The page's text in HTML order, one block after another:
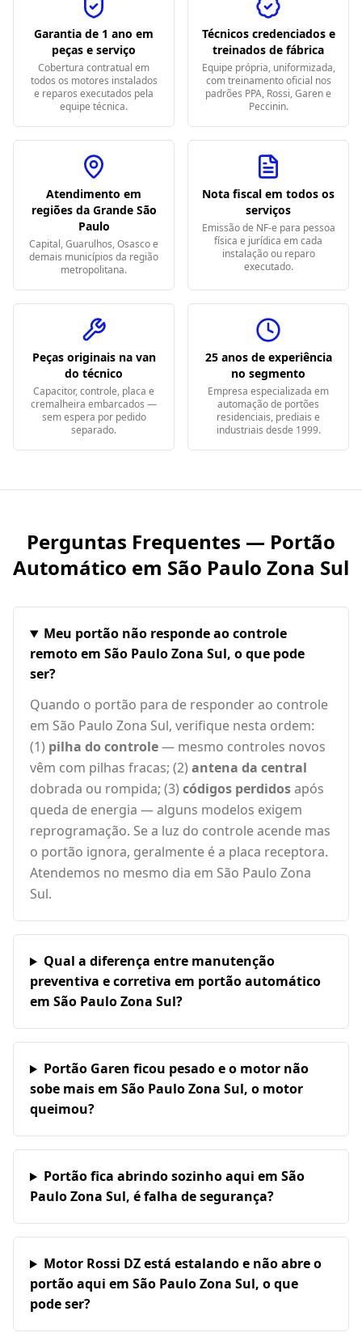
Garantia de 1 ano em
peças e serviço
Cobertura contratual em
todos os motores instalados
e reparos executados pela
equipe técnica.
Técnicos credenciados e
treinados de fábrica
Equipe própria, uniformizada,
com treinamento oficial nos
padrões PPA, Rossi, Garen e
Peccinin.
Atendimento em
regiões da Grande São
Paulo
Capital, Guarulhos, Osasco e
demais municípios da região
metropolitana.
Nota fiscal em todos os
serviços
Emissão de NF-e para pessoa
física e jurídica em cada
instalação ou reparo
executado.
Peças originais na van
do técnico
Capacitor, controle, placa e
cremalheira embarcados —
sem espera por pedido
separado.
25 anos de experiência
no segmento
Empresa especializada em
automação de portões
residenciais, prediais e
industriais desde 1999.
Perguntas Frequentes — Portão
Automático em São Paulo Zona Sul
Meu portão não responde ao controle
remoto em São Paulo Zona Sul, o que pode
ser?
Quando o portão para de responder ao controle
em São Paulo Zona Sul, verifique nesta ordem:
(1) pilha do controle— mesmo controles novos
vêm com pilhas fracas; (2) antena da central
dobrada ou rompida; (3) códigos perdidosapós
queda de energia — alguns modelos exigem
reprogramação. Se a luz do controle acende mas
o portão ignora, geralmente é a placa receptora.
Atendemos no mesmo dia em São Paulo Zona
Sul.
Qual a diferença entre manutenção
preventiva e corretiva em portão automático
em São Paulo Zona Sul?
Portão Garen ficou pesado e o motor não
sobe mais em São Paulo Zona Sul, o motor
queimou?
Portão fica abrindo sozinho aqui em São
Paulo Zona Sul, é falha de segurança?
Motor Rossi DZ está estalando e não abre o
portão aqui em São Paulo Zona Sul, o que
pode ser?